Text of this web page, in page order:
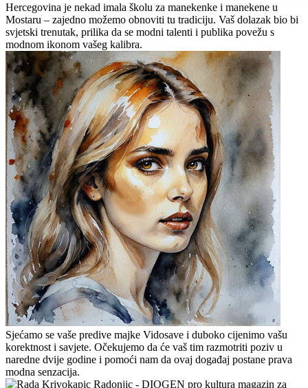
Hercegovina je nekad imala školu za manekenke i manekene u
Mostaru – zajedno možemo obnoviti tu tradiciju. Vaš dolazak bio bi
svjetski trenutak, prilika da se modni talenti i publika povežu s
modnom ikonom vašeg kalibra.
Sjećamo se vaše predive majke Vidosave i duboko cijenimo vašu
korektnost i savjete. Očekujemo da će vaš tim razmotriti poziv u
naredne dvije godine i pomoći nam da ovaj događaj postane prava
modna senzacija.